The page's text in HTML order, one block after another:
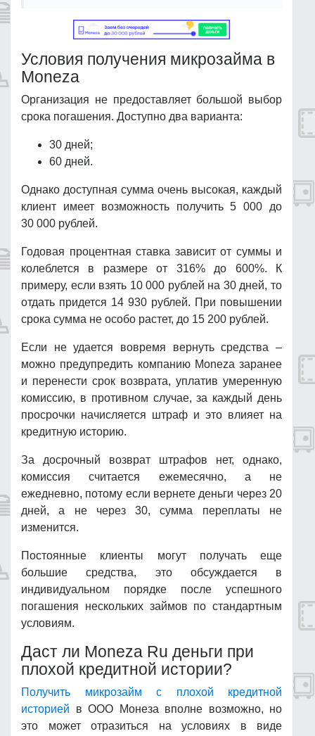
Условия получения микрозайма в
Moneza
Организация не предоставляет большой выбор
срока погашения. Доступно два варианта:
30 дней;
60 дней.
Однако доступная сумма очень высокая, каждый
клиент имеет возможность получить 5 000 до
30 000 рублей.
Годовая процентная ставка зависит от суммы и
колеблется в размере от 316% до 600%. К
примеру, если взять 10 000 рублей на 30 дней, то
отдать придется 14 930 рублей. При повышении
срока сумма не особо растет, до 15 200 рублей.
Если не удается вовремя вернуть средства –
можно предупредить компанию Moneza заранее
и перенести срок возврата, уплатив умеренную
комиссию, в противном случае, за каждый день
просрочки начисляется штраф и это влияет на
кредитную историю.
За досрочный возврат штрафов нет, однако,
комиссия считается ежемесячно, а не
ежедневно, потому если вернете деньги через 20
дней, а не через 30, сумма переплаты не
изменится.
Постоянные клиенты могут получать еще
большие средства, это обсуждается в
индивидуальном порядке после успешного
погашения нескольких займов по стандартным
условиям.
Даст ли Moneza Ru деньги при
плохой кредитной истории?
Получить микрозайм с плохой кредитной
историей в ООО Монеза вполне возможно, но
это может отразиться на условиях в виде